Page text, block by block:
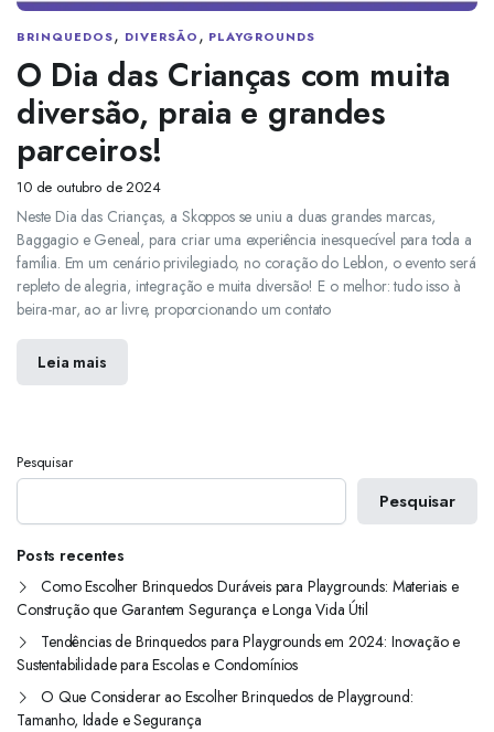
BRINQUEDOS, DIVERSÃO, PLAYGROUNDS
O Dia das Crianças com muita
diversão, praia e grandes
parceiros!
10 de outubro de 2024
Neste Dia das Crianças, a Skoppos se uniu a duas grandes marcas,
Baggagio e Geneal, para criar uma experiência inesquecível para toda a
família. Em um cenário privilegiado, no coração do Leblon, o evento será
repleto de alegria, integração e muita diversão! E o melhor: tudo isso à
beira-mar, ao ar livre, proporcionando um contato
Leia mais
Pesquisar
Pesquisar
Posts recentes
Como Escolher Brinquedos Duráveis para Playgrounds: Materiais e
Construção que Garantem Segurança e Longa Vida Útil
Tendências de Brinquedos para Playgrounds em 2024: Inovação e
Sustentabilidade para Escolas e Condomínios
O Que Considerar ao Escolher Brinquedos de Playground:
Tamanho, Idade e Segurança